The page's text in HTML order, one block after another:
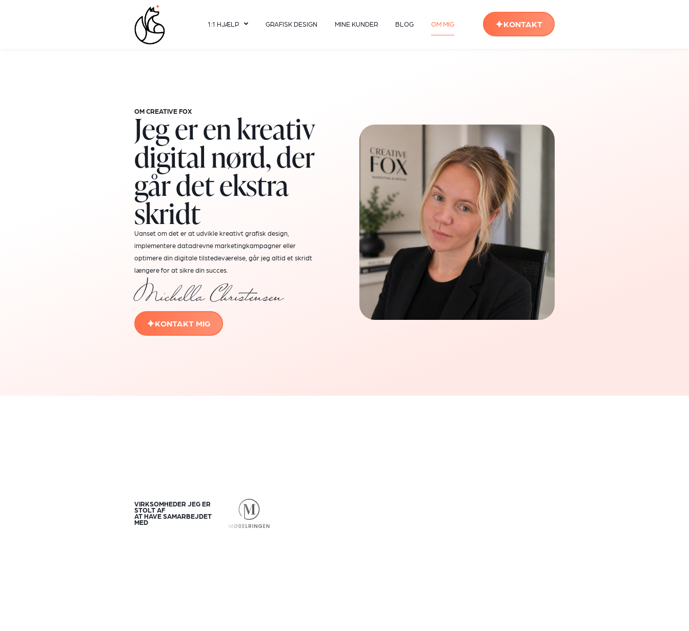
1:1 HJÆLP GRAFISK DESIGN MINE KUNDER BLOG OM MIG KONTAKT
OM CREATIVE FOX
Jeg er en kreativ
digital nørd, der
går det ekstra
skridt
Uanset om det er at udvikle kreativt grafisk design,
implementere datadrevne marketingkampagner eller
optimere din digitale tilstedeværelse, går jeg altid et skridt
længere for at sikre din succes.
Michella Christensen
KONTAKT MIG
VIRKSOMHEDER JEG ER
STOLT AF
AT HAVE SAMARBEJDET
MED